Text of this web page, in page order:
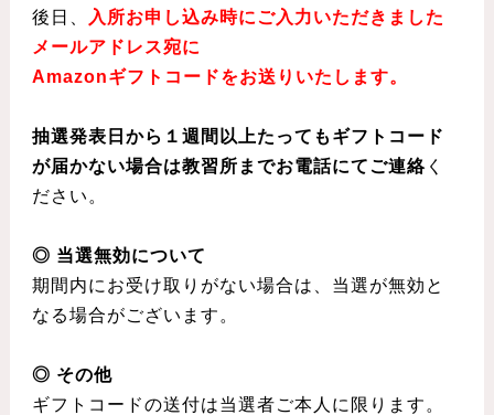
後日、
入所お申し込み時にご入力いただきました
メールアドレス宛に
Amazonギフトコードをお送りいたします。
抽選発表日から１週間以上たってもギフトコード
が届かない場合は教習所までお電話にてご連絡く
ださい。
◎ 当選無効について
期間内にお受け取りがない場合は、当選が無効と
なる場合がございます。
◎ その他
ギフトコードの送付は当選者ご本人に限ります。